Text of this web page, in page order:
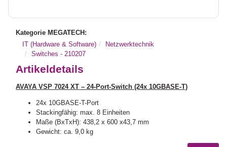
Kategorie MEGATECH:
IT (Hardware & Software)
Netzwerktechnik
Switches - 210207
Artikeldetails
AVAYA VSP 7024 XT – 24-Port-Switch (24x 10GBASE-T)
24x 10GBASE-T-Port
Stackingfähig: max. 8 Einheiten
Maße (BxTxH): 438,2 x 600 x43,7 mm
Gewicht: ca. 9,0 kg